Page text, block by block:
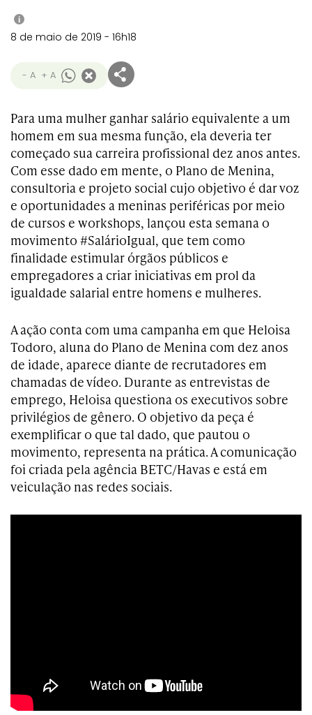
i
8 de maio de 2019 - 16h18
- A + A
Para uma mulher ganhar salário equivalente a um
homem em sua mesma função, ela deveria ter
começado sua carreira profissional dez anos antes.
Com esse dado em mente, o Plano de Menina,
consultoria e projeto social cujo objetivo é dar voz
e oportunidades a meninas periféricas por meio
de cursos e workshops, lançou esta semana o
movimento #SalárioIgual, que tem como
finalidade estimular órgãos públicos e
empregadores a criar iniciativas em prol da
igualdade salarial entre homens e mulheres.
A ação conta com uma campanha em que Heloisa
Todoro, aluna do Plano de Menina com dez anos
de idade, aparece diante de recrutadores em
chamadas de vídeo. Durante as entrevistas de
emprego, Heloisa questiona os executivos sobre
privilégios de gênero. O objetivo da peça é
exemplificar o que tal dado, que pautou o
movimento, representa na prática. A comunicação
foi criada pela agência BETC/Havas e está em
veiculação nas redes sociais.